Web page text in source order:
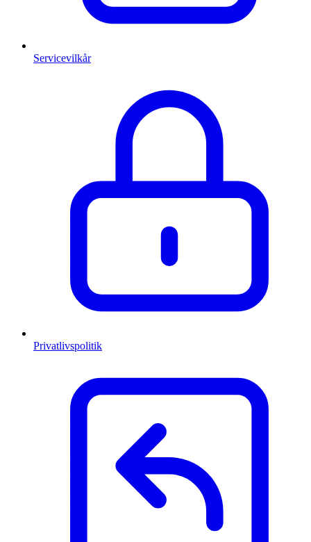
Servicevilkår
Privatlivspolitik